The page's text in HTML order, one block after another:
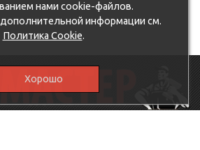
нами cookie-файлов.
информации см.
Политика Cookie.
Хорошо